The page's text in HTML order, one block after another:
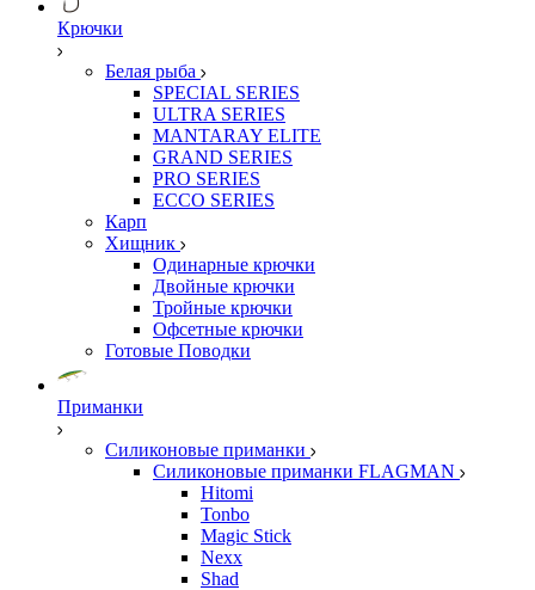
Крючки
Белая рыба
SPECIAL SERIES
ULTRA SERIES
MANTARAY ELITE
GRAND SERIES
PRO SERIES
ECCO SERIES
Карп
Хищник
Одинарные крючки
Двойные крючки
Тройные крючки
Офсетные крючки
Готовые Поводки
Приманки
Силиконовые приманки
Силиконовые приманки FLAGMAN
Hitomi
Tonbo
Magic Stick
Nexx
Shad